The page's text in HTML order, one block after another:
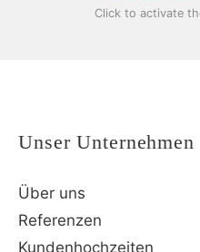
Click to activate
Unser Unternehmen
Über uns
Referenzen
Kundenhochzeiten